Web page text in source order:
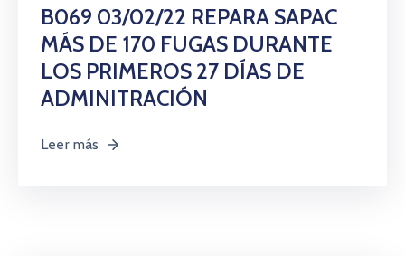
B069 03/02/22 REPARA SAPAC
MÁS DE 170 FUGAS DURANTE
LOS PRIMEROS 27 DÍAS DE
ADMINITRACIÓN
Leer más